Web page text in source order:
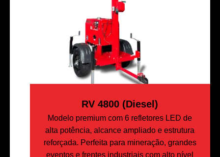
RV 4800 (Diesel)
Modelo premium com 6 refletores LED de
alta potência, alcance ampliado e estrutura
reforçada. Perfeita para mineração, grandes
eventos e frentes industriais com alto nível